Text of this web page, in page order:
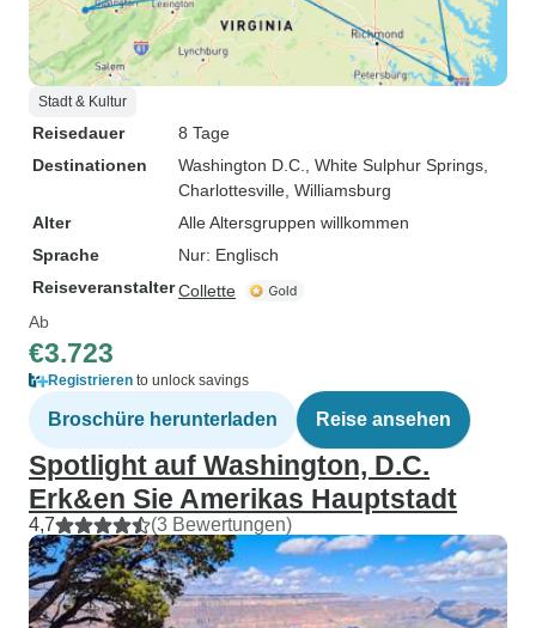
Stadt & Kultur
Reisedauer
8 Tage
Destinationen
Washington D.C. , White Sulphur Springs
Charlottesville , Williamsburg
Alter
Alle Altersgruppen willkommen
Sprache
Nur: Englisch
ReiseveranstalterCollette
Ab
€3.723
Registrieren to unlock savings
Broschüre herunterladen Reise ansehen
Spotlight auf Washington, D.C.
Erk&en Sie Amerikas Hauptstadt
4,7 (3 Bewertungen)